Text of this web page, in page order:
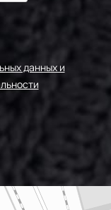
данных и